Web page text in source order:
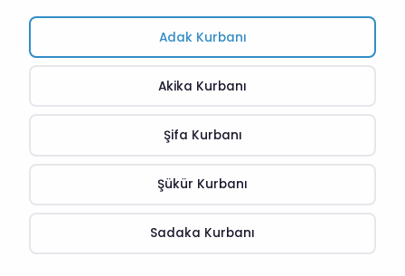
Adak Kurbanı
Akika Kurbanı
Şifa Kurbanı
Şükür Kurbanı
Sadaka Kurbanı